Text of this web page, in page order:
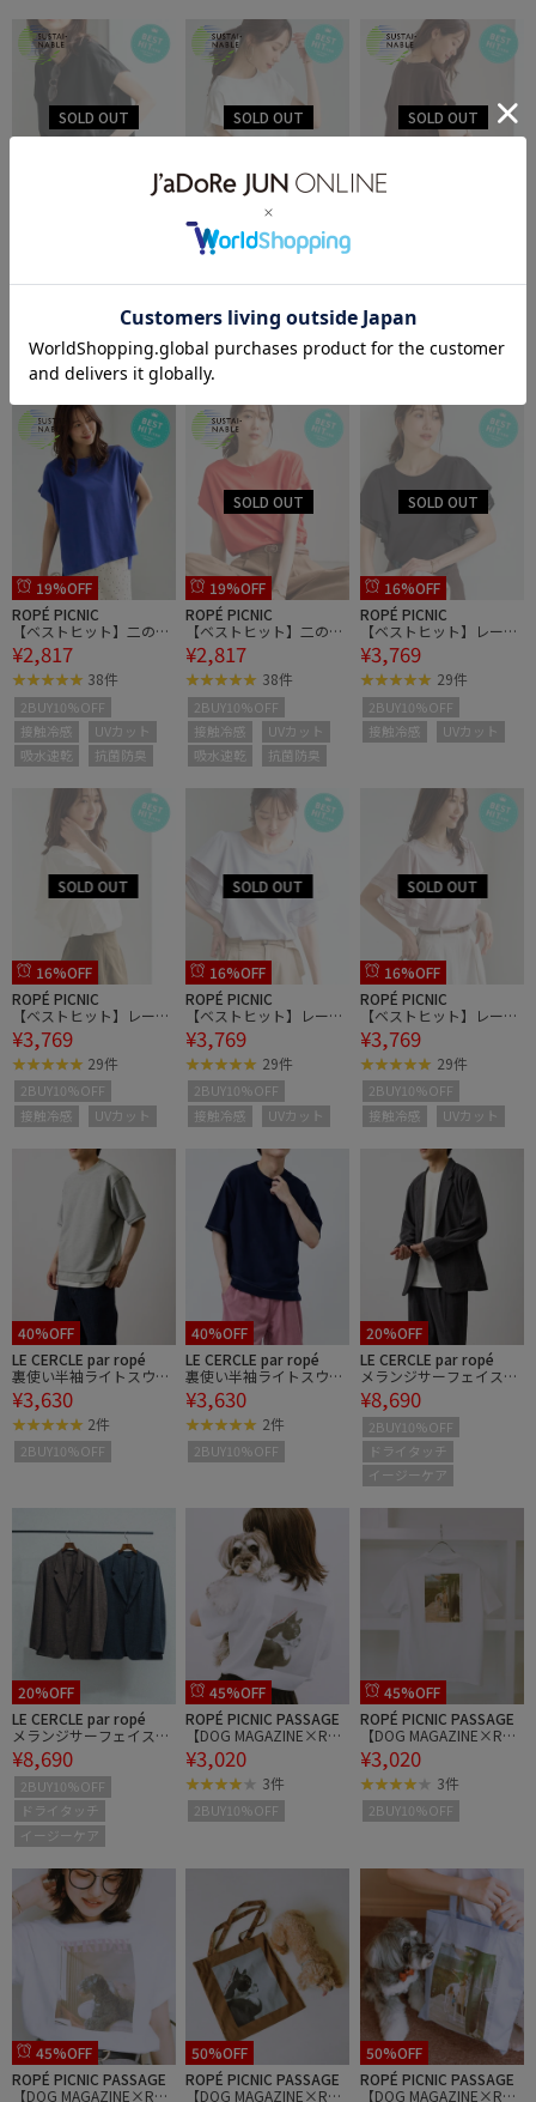
プス/UV・接触冷感・吸
接触冷感
UVカット
吸水速乾
抗菌防臭
19%OFF
ROPÉ PICNIC
【ベストヒット】二の腕
プス/UV・接触冷感・吸
水速乾
2BUY10%OFF
接触冷感
UVカット
吸水速乾
プス/UV・接触冷感・吸
水速乾
2BUY10%OFF
接触冷感
UVカット
19%OFF
ROPÉ PICNIC
【ベストヒット】二の腕
すっきり見えカットトッ
プス/UV・接触冷感・吸
水速乾
¥2,817
38件
2BUY10%OFF
接触冷感
UVカット
吸水速乾
抗菌防臭
19%OFF
ROPÉ PICNIC
【ベストヒット】二の腕
すっきり見えカットトッ
プス/UV・接触冷感・吸
水速乾
¥2,817
38件
2BUY10%OFF
接触冷感
UVカット
吸水速乾
抗菌防臭
16%OFF
ROPÉ PICNIC
【ベストヒット】レース
ドッキングフレアスリー
ブカットトップス/UVカ
ット・接触冷感
¥3,769
29件
2BUY10%OFF
接触冷感
UVカット
16%OFF
ROPÉ PICNIC
【ベストヒット】レース
ドッキングフレアスリー
ブカットトップス/UVカ
ット・接触冷感
¥3,769
29件
2BUY10%OFF
接触冷感
UVカット
16%OFF
ROPÉ PICNIC
【ベストヒット】レース
ドッキングフレアスリー
ブカットトップス/UVカ
ット・接触冷感
¥3,769
29件
2BUY10%OFF
接触冷感
UVカット
16%OFF
ROPÉ PICNIC
【ベストヒット】レース
ドッキングフレアスリー
ブカットトップス/UVカ
ット・接触冷感
¥3,769
29件
2BUY10%OFF
接触冷感
UVカット
40%OFF
LE CERCLE par ropé
裏使い半袖ライトスウェ
ット
¥3,630
2件
2BUY10%OFF
40%OFF
LE CERCLE par ropé
裏使い半袖ライトスウェ
ット
¥3,630
2件
2BUY10%OFF
20%OFF
LE CERCLE par ropé
メランジサーフェイスリ
ラックスジャケット/セ
ットアップ対応/イージ
ーケア
¥8,690
2BUY10%OFF
ドライタッチ
イージーケア
20%OFF
LE CERCLE par ropé
メランジサーフェイスリ
ラックスジャケット/セ
ットアップ対応/イージ
ーケア
¥8,690
2BUY10%OFF
ドライタッチ
イージーケア
45%OFF
ROPÉ PICNIC PASSAGE
【DOG MAGAZINE×ROP
E' PICNIC】DOGフォトT
シャツ
¥3,020
3件
2BUY10%OFF
45%OFF
ROPÉ PICNIC PASSAGE
【DOG MAGAZINE×ROP
E' PICNIC】DOGフォトT
シャツ
¥3,020
3件
2BUY10%OFF
45%OFF
ROPÉ PICNIC PASSAGE
【DOG MAGAZINE×ROP
50%OFF
ROPÉ PICNIC PASSAGE
【DOG MAGAZINE×ROP
50%OFF
ROPÉ PICNIC PASSAGE
【DOG MAGAZINE×ROP